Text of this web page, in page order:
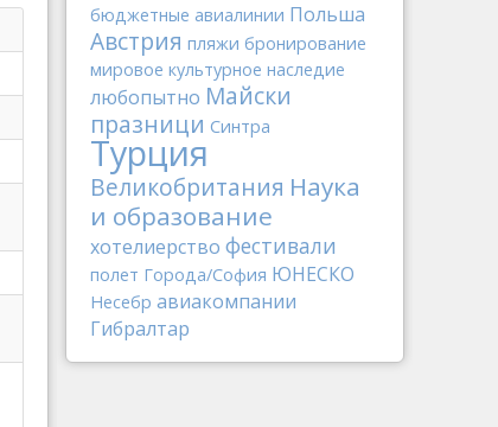
бюджетные авиалинии Польша
Австрия пляжи бронирование
мировое культурное наследие
любопытно Майски
празници Синтра
Турция
Великобритания Наука
и образование
хотелиерство фестивали
полет Города/София ЮНЕСКО
Несебр авиакомпании
Гибралтар